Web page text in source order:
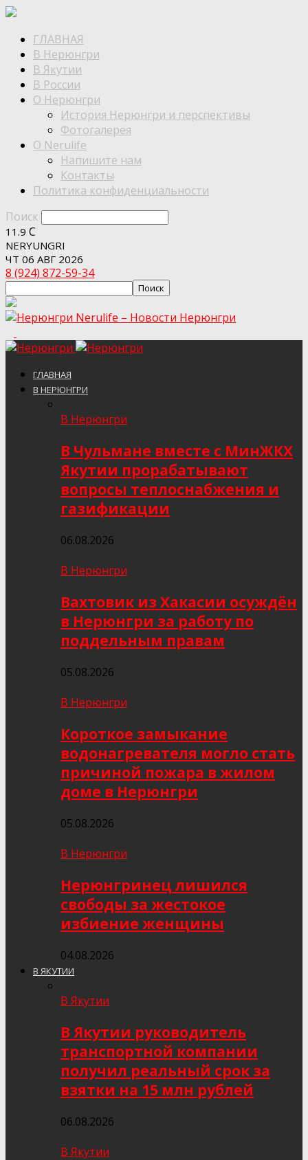
ГЛАВНАЯ
В Нерюнгри
В Якутии
В России
О Нерюнгри
История Нерюнгри и перспективы
Фотогалерея
О Nerulife
Напишите нам
Контакты
Политика конфиденциальности
Поиск
11.9 C
NERYUNGRI
ЧТ 06 АВГ 2026
8 (924) 872-59-34
Nerulife – Новости Нерюнгри
ГЛАВНАЯ
В НЕРЮНГРИ
В Нерюнгри
В Чульмане вместе с МинЖКХ
Якутии прорабатывают
вопросы теплоснабжения и
газификации
06.08.2026
В Нерюнгри
Вахтовик из Хакасии осуждён
в Нерюнгри за работу по
поддельным правам
05.08.2026
В Нерюнгри
Короткое замыкание
водонагревателя могло стать
причиной пожара в жилом
доме в Нерюнгри
05.08.2026
В Нерюнгри
Нерюнгринец лишился
свободы за жестокое
избиение женщины
04.08.2026
В ЯКУТИИ
В Якутии
В Якутии руководитель
транспортной компании
получил реальный срок за
взятки на 15 млн рублей
06.08.2026
В Якутии